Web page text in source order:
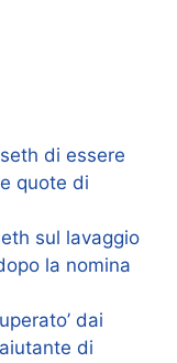
di essere
quote di
sul lavaggio
la nomina
dai
di